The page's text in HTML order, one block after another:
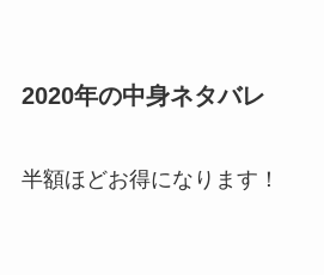
2020年の中身ネタバレ
半額ほどお得になります！